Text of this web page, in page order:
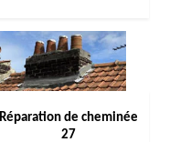
Réparation de cheminée
27